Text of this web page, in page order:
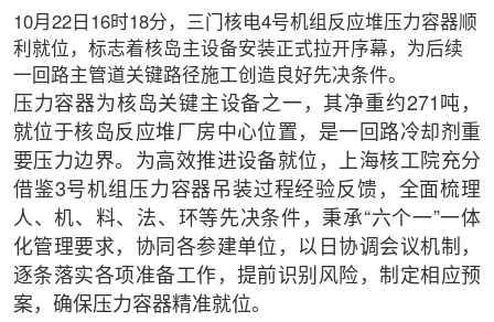
10月22日16时18分，三门核电4号机组反应堆压力容器顺
利就位，标志着核岛主设备安装正式拉开序幕，为后续
一回路主管道关键路径施工创造良好先决条件。
压力容器为核岛关键主设备之一，其净重约271吨，
就位于核岛反应堆厂房中心位置，是一回路冷却剂重
要压力边界。为高效推进设备就位，上海核工院充分
借鉴3号机组压力容器吊装过程经验反馈，全面梳理
人、机、料、法、环等先决条件，秉承“六个一”一体
化管理要求，协同各参建单位，以日协调会议机制，
逐条落实各项准备工作，提前识别风险，制定相应预
案，确保压力容器精准就位。